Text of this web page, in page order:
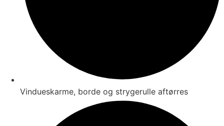
Vindueskarme, borde og strygerulle aftørres